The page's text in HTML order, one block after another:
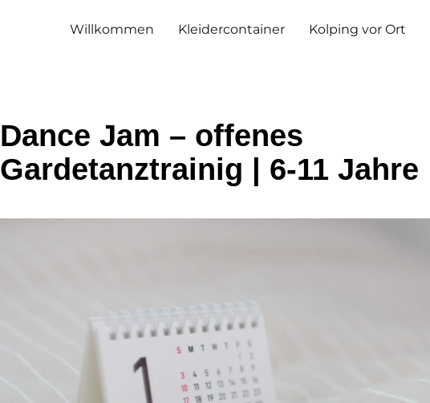
Willkommen Kleidercontainer Kolping vor Ort
Dance Jam – offenes
Gardetanztrainig | 6-11 Jahre